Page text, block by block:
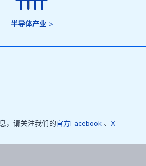
半导体产业>
，请关注我们的官方Facebook、 X